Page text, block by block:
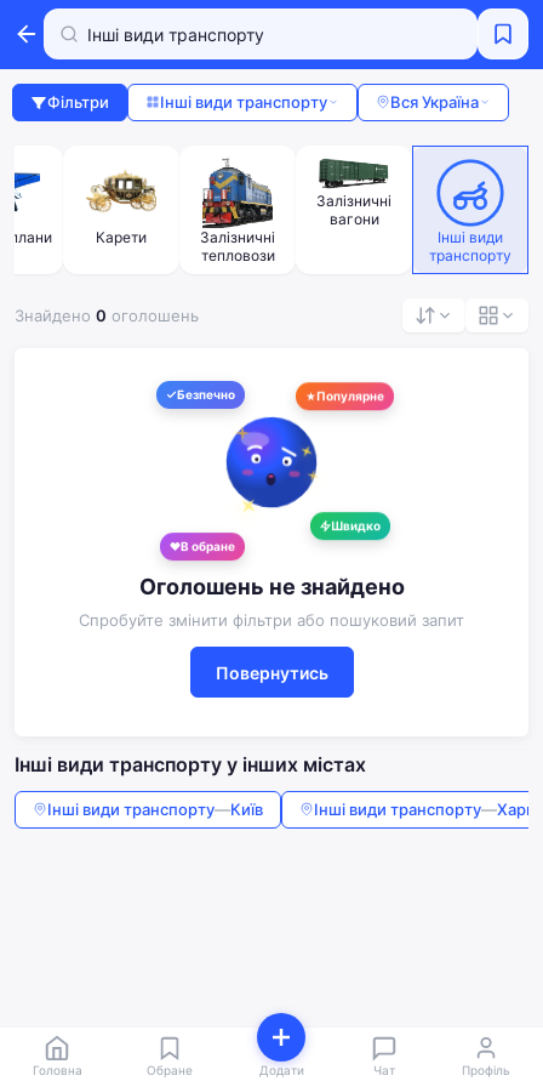
Фільтри Інші види транспорту Вся Україна
Карети
Залізничні
тепловози
Залізничні
вагони
Інші види
транспорту
Знайдено 0 оголошень
Безпечно Популярне
Швидко
В обране
Оголошень не знайдено
Спробуйте змінити фільтри або пошуковий запит
Повернутись
Інші види транспорту у інших містах
Інші види транспорту—Київ Інші види транспорту—
Головна Обране Додати Чат Профіль